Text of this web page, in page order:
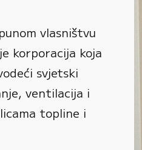
vlasništvu
korporacija koja
svjetski
ventilacija i
topline i